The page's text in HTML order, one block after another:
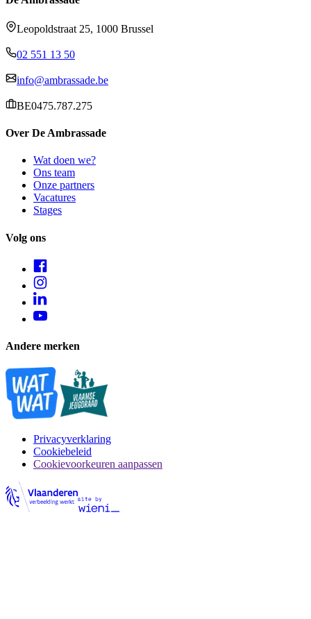
Leopoldstraat 25, 1000 Brussel
02 551 13 50
info@ambrassade.be
BE0475.787.275
Over De Ambrassade
Wat doen we?
Ons team
Onze partners
Vacatures
Stages
Volg ons
Andere merken
Privacyverklaring
Cookiebeleid
Cookievoorkeuren aanpassen